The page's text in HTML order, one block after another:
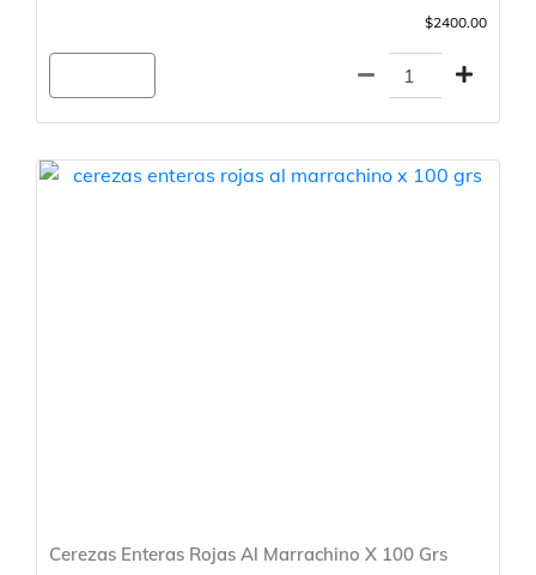
$2400.00
Cerezas Enteras Rojas Al Marrachino X 100 Grs